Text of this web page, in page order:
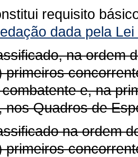
requisito
dada pela
na ordem
primeiros
e, na
nos Quadros de
na ordem
primeiros